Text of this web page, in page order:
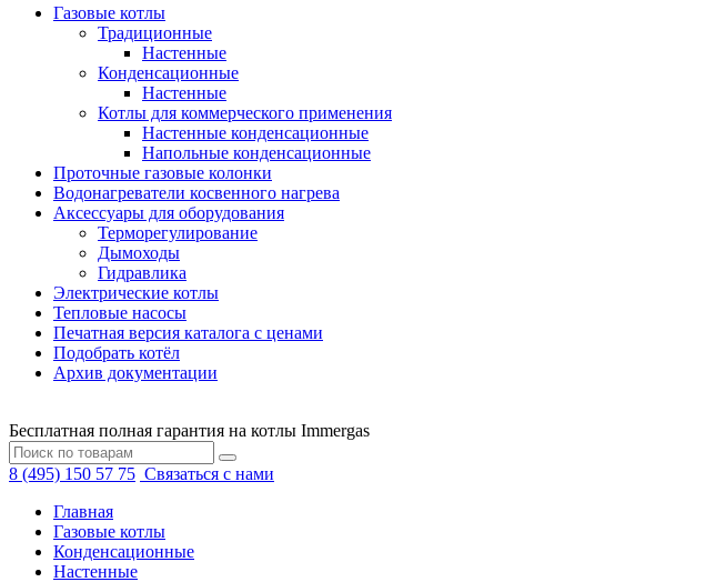
Газовые котлы
Традиционные
Настенные
Конденсационные
Настенные
Котлы для коммерческого применения
Настенные конденсационные
Напольные конденсационные
Проточные газовые колонки
Водонагреватели косвенного нагрева
Аксессуары для оборудования
Терморегулирование
Дымоходы
Гидравлика
Электрические котлы
Тепловые насосы
Печатная версия каталога с ценами
Подобрать котёл
Архив документации
Бесплатная полная гарантия на котлы Immergas
8 (495) 150 57 75 Связаться с нами
Главная
Газовые котлы
Конденсационные
Настенные